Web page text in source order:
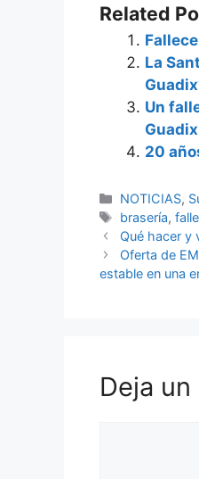
Related
La
Un
Guadix
20
Categorías
NOTICIAS,
Etiquetas
brasería,
Qué hacer y
Oferta de
estable en una
Deja